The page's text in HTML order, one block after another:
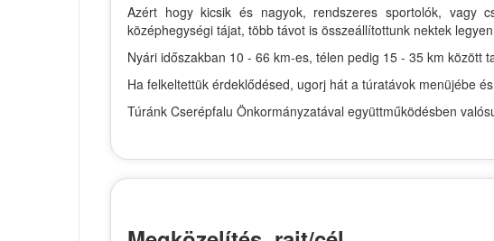
Azért hogy kicsik és nagyok, rendszeres sportolók, vagy
középhegységi tájat, több távot is összeállítottunk nektek
Nyári időszakban 10 - 66 km-es, télen pedig 15 - 35 km között
Ha felkeltettük érdeklődésed, ugorj hát a túratávok menüjébe
Túránk Cserépfalu Önkormányzatával együttműködésben